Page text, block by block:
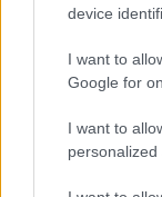
device
I want to
Google for
I want to
personalized
À lire aussi